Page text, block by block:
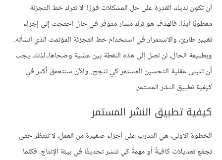
أن تكون لديك القدرة على حل المشكلات فورًا. لا تترك خط التجزئة
معطوبًا أبدًا. فالهدف هو ترك مسار متوفر في حال احتجت إلى إجراء
تغيير طارئ، والاستمرار في استخدام خط التجزئة المؤتمت الذي أنشأته.
وبطبيعة الحال، لن تصل إلى هذه النقطة بين عشية وضحاها، لذلك يجب
أن تتبنى عقلية التحسين المستمر كي تنجح. والآن سنتعمق أكثر في
كيفية تطبيق النشر المستمر.
كيفية تطبيق النشر المستمر
الخطوة الأولى، هي التدرب على أجزاء صغيرة من العمل، لا تنتظر حتى
تجمّع تعديلات كافيةً أو مهمةً كي تنشر تحديثًا في بيئة الإنتاج. فكلما